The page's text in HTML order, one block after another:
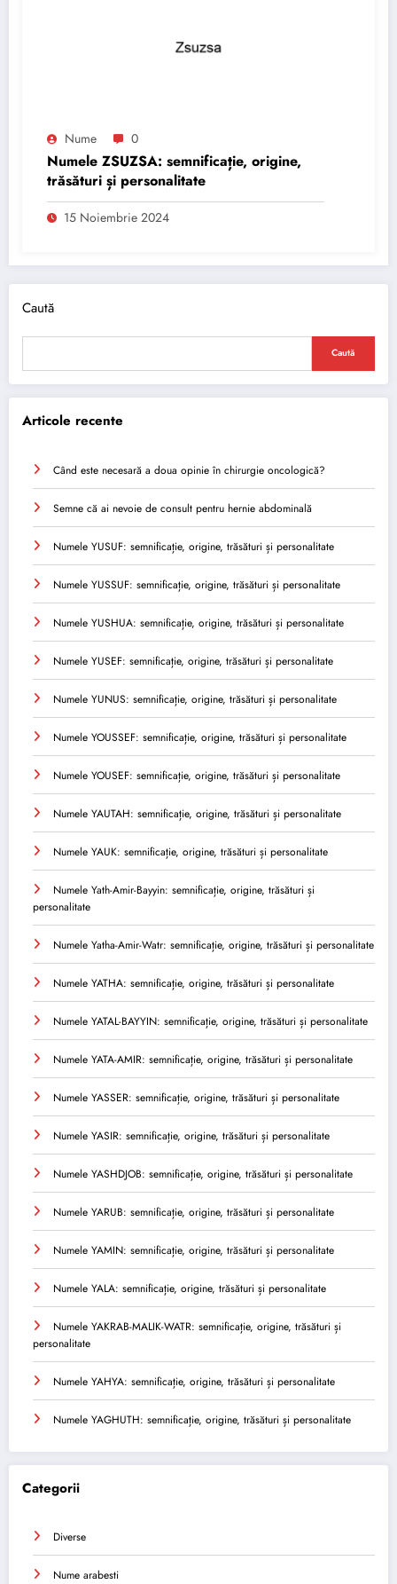
Nume 0
Numele ZSUZSA: semnificație, origine,
trăsături și personalitate
15 Noiembrie 2024
Caută
Caută
Articole recente
Când este necesară a doua opinie în chirurgie oncologică?
Semne că ai nevoie de consult pentru hernie abdominală
Numele YUSUF: semnificație, origine, trăsături și personalitate
Numele YUSSUF: semnificație, origine, trăsături și personalitate
Numele YUSHUA: semnificație, origine, trăsături și personalitate
Numele YUSEF: semnificație, origine, trăsături și personalitate
Numele YUNUS: semnificație, origine, trăsături și personalitate
Numele YOUSSEF: semnificație, origine, trăsături și personalitate
Numele YOUSEF: semnificație, origine, trăsături și personalitate
Numele YAUTAH: semnificație, origine, trăsături și personalitate
Numele YAUK: semnificație, origine, trăsături și personalitate
Numele Yath-Amir-Bayyin: semnificație, origine, trăsături și
personalitate
Numele Yatha-Amir-Watr: semnificație, origine, trăsături și personalitate
Numele YATHA: semnificație, origine, trăsături și personalitate
Numele YATAL-BAYYIN: semnificație, origine, trăsături și personalitate
Numele YATA-AMIR: semnificație, origine, trăsături și personalitate
Numele YASSER: semnificație, origine, trăsături și personalitate
Numele YASIR: semnificație, origine, trăsături și personalitate
Numele YASHDJOB: semnificație, origine, trăsături și personalitate
Numele YARUB: semnificație, origine, trăsături și personalitate
Numele YAMIN: semnificație, origine, trăsături și personalitate
Numele YALA: semnificație, origine, trăsături și personalitate
Numele YAKRAB-MALIK-WATR: semnificație, origine, trăsături și
personalitate
Numele YAHYA: semnificație, origine, trăsături și personalitate
Numele YAGHUTH: semnificație, origine, trăsături și personalitate
Categorii
Diverse
Nume arabesti